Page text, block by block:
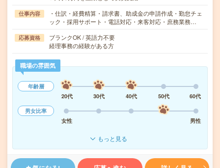
仕事内容
・仕訳・経費精算・請求書、助成金の申請作成・勤怠チェ
ック・採用サポート・電話対応・来客対応・庶務業務…
応募資格
ブランクOK / 英語力不要
経理事務の経験がある方
職場の雰囲気
年齢層
20代
30代 40代 50代
60代
男女比率
女性
男性
もっと見る